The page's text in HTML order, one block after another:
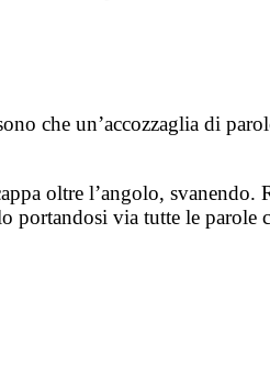
che un’accozzaglia di
oltre l’angolo, svanendo.
via tutte le parole